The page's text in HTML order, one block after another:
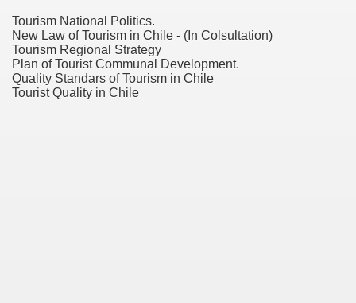
Tourism National Politics.
New Law of Tourism in Chile - (In Colsultation)
Tourism Regional Strategy
Plan of Tourist Communal Development.
Quality Standars of Tourism in Chile
Tourist Quality in Chile